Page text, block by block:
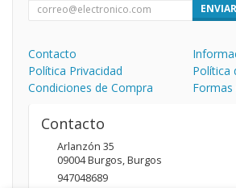
ENVIAR
Contacto
Política Privacidad
Política
Condiciones de Compra
Formas
Contacto
Arlanzón 35
09004Burgos,Burgos
947048689